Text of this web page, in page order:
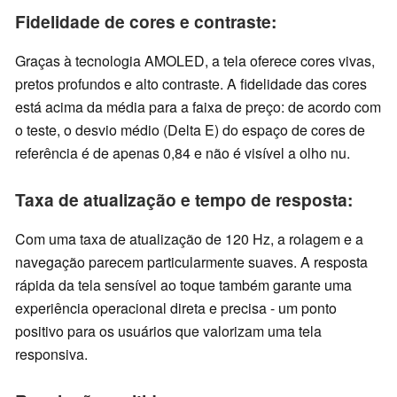
Fidelidade de cores e contraste:
Graças à tecnologia AMOLED, a tela oferece cores vivas,
pretos profundos e alto contraste. A fidelidade das cores
está acima da média para a faixa de preço: de acordo com
o teste, o desvio médio (Delta E) do espaço de cores de
referência é de apenas 0,84 e não é visível a olho nu.
Taxa de atualização e tempo de resposta:
Com uma taxa de atualização de 120 Hz, a rolagem e a
navegação parecem particularmente suaves. A resposta
rápida da tela sensível ao toque também garante uma
experiência operacional direta e precisa - um ponto
positivo para os usuários que valorizam uma tela
responsiva.